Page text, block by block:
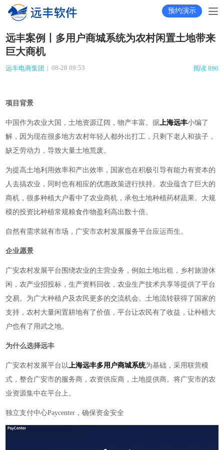
预约演示
远丰案例丨多用户商城系统为农村闲置土地带来
巨大商机
远丰电商集团 | 08-28 09:53 阅读 896
项目背景
中国作为农业大国，土地资源辽阔，物产丰富。据上海远丰小编了
解，因为现在很多地方农村年轻人都外出打工，只剩下老人和孩子，
缺乏劳动力，导致大量土地荒废。
为提高土地利用效率和产出效率，国家也在积极引导有能力有资本的
人去搞农业，同时也有相应的优惠政策进行扶持。 农业蕴含了巨大的
商机，很多种植大户看中了农业商机，承包土地种植药材蔬果。大规
模的投资比种植常规粮食作物盈利高出数十倍。
自然有需求就有市场，广安市农村发展服务平台应运而生。
企业愿景
广安农村发展平台围绕农业的主营业务，例如土地出租，乡村旅游休
闲，农产业招投标，生产资料回收，农业生产技术共享等提供了平台
交易。为广大种植户及农民更多的交流机会。土地流转获得了国家的
支持，农村大量闲置耕地有了价值，平台让农民有了收益，让种植大
户也有了用武之地。
为什么选择远丰
广安农村发展平台以 上海远丰多用户商城系统为基础，采用联营模
式，整合广安市的服务商，农资供应商，土地提供商。将广安市的农
业资源集中在平台上。
独立支付中心Paycenter，确保资金安全